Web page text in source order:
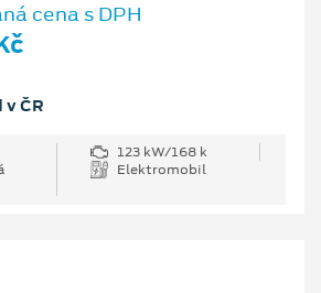
cena s DPH
ČR
123 kW/168 k
Elektromobil